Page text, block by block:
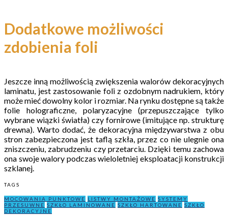
Dodatkowe możliwości
zdobienia foli
Jeszcze inną możliwością zwiększenia walorów dekoracyjnych
laminatu, jest zastosowanie foli z ozdobnym nadrukiem, który
może mieć dowolny kolor i rozmiar. Na rynku dostępne są także
folie holograficzne, polaryzacyjne (przepuszczające tylko
wybrane wiązki światła) czy fornirowe (imitujące np. strukturę
drewna). Warto dodać, że dekoracyjna międzywarstwa z obu
stron zabezpieczona jest taflą szkła, przez co nie ulegnie ona
zniszczeniu, zabrudzeniu czy przetarciu. Dzięki temu zachowa
ona swoje walory podczas wieloletniej eksploatacji konstrukcji
szklanej.
TAGS
MOCOWANIA PUNKTOWE LISTWY MONTAŻOWE SYSTEMY
PRZESUWNE SZKŁO LAMINOWANE SZKŁO HARTOWANE SZKŁO
DEKORACYJNE